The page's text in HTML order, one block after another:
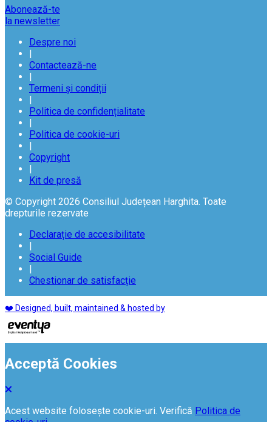
Abonează-te
la newsletter
Despre noi
|
Contactează-ne
|
Termeni și condiții
|
Politica de confidențialitate
|
Politica de cookie-uri
|
Copyright
|
Kit de presă
© Copyright 2026 Consiliul Județean Harghita. Toate
drepturile rezervate
Declarație de accesibilitate
|
Social Guide
|
Chestionar de satisfacție
❤️ Designed, built, maintained & hosted by
Acceptă Cookies
Acest website folosește cookie-uri. Verifică Politica de